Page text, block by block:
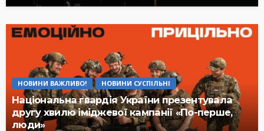
НОВИНИ ВАЖЛИВО! НОВИНИ СУСПІЛЬНІ
Національна гвардія України презентувала
другу хвилю іміджевої кампанії «По-перше,
люди»